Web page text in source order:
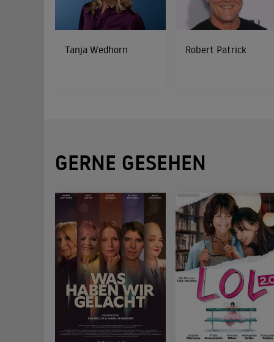
Tanja Wedhorn Robert Patrick
GERNE GESEHEN